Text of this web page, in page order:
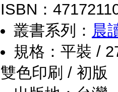
ISBN：
叢書系列： 晨
規格：平裝 /
雙色印刷 / 初版